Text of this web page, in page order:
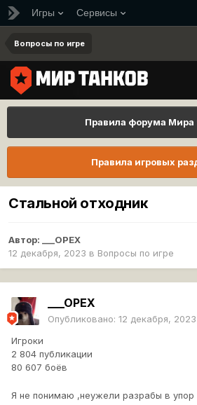
Игры Сервисы
Вопросы по игре
Правила форума Мира
Правила игровых
Стальной отходник
Автор:
___OPEX
12 декабря, 2023 в Вопросы по игре
___OPEX
Опубликовано: 12 декабря, 2023
Игроки
2 804 публикации
80 607 боёв
Я не понимаю ,неужели разрабы в